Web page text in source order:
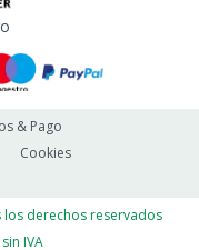
& Pago
Cookies
los derechos reservados
IVA